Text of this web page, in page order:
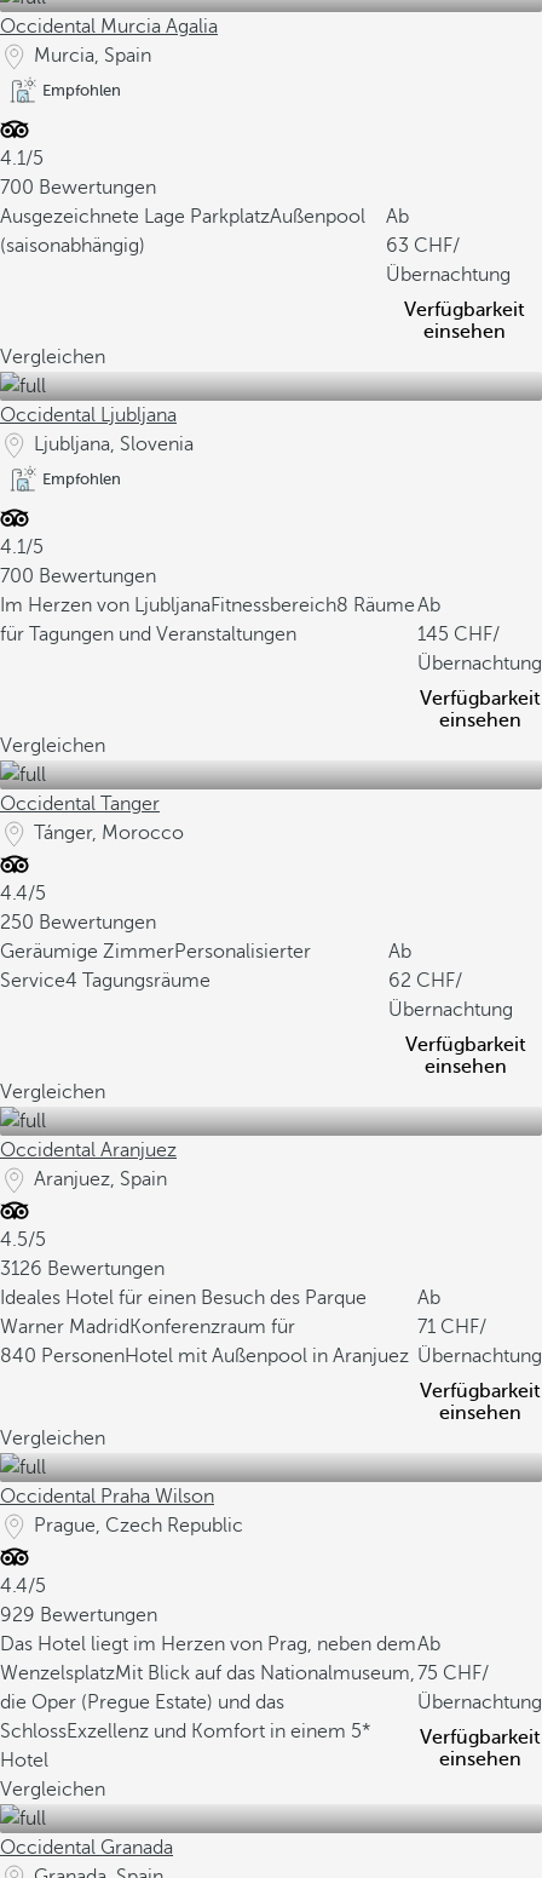
Occidental Murcia Agalia
Murcia, Spain
Empfohlen
4.1/5
700 Bewertungen
Ausgezeichnete Lage ParkplatzAußenpool
(saisonabhängig)
Ab
63
/
Übernachtung
Verfügbarkeit
einsehen
Vergleichen
Occidental Ljubljana
Ljubljana, Slovenia
Empfohlen
4.1/5
700 Bewertungen
Im Herzen von LjubljanaFitnessbereich8 Räume
für Tagungen und Veranstaltungen
Ab
145
/
Übernachtung
Verfügbarkeit
einsehen
Vergleichen
Occidental Tanger
Tánger, Morocco
4.4/5
250 Bewertungen
Geräumige ZimmerPersonalisierter
Service4 Tagungsräume
Ab
62
/
Übernachtung
Verfügbarkeit
einsehen
Vergleichen
Occidental Aranjuez
Aranjuez, Spain
4.5/5
3126 Bewertungen
Ideales Hotel für einen Besuch des Parque
Warner Madrid Konferenzraum für
840 PersonenHotel mit Außenpool in Aranjuez
Ab
71
/
Übernachtung
Verfügbarkeit
einsehen
Vergleichen
Occidental Praha Wilson
Prague, Czech Republic
4.4/5
929 Bewertungen
Das Hotel liegt im Herzen von Prag, neben dem
WenzelsplatzMit Blick auf das Nationalmuseum,
die Oper (Pregue Estate) und das
SchlossExzellenz und Komfort in einem 5*
Hotel
Ab
75
/
Übernachtung
Verfügbarkeit
einsehen
Vergleichen
Occidental Granada